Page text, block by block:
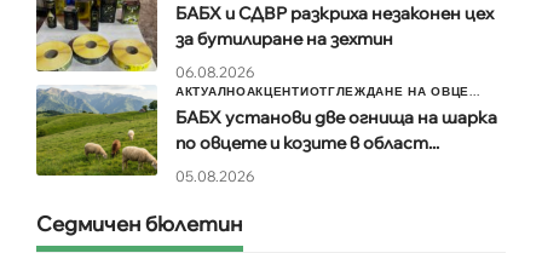
БАБХ и СДВР разкриха незаконен цех
за бутилиране на зехтин
06.08.2026
АКТУАЛНОАКЦЕНТИОТГЛЕЖДАНЕ НА ОВЦЕ...
БАБХ установи две огнища на шарка
по овцете и козите в област...
05.08.2026
Седмичен бюлетин